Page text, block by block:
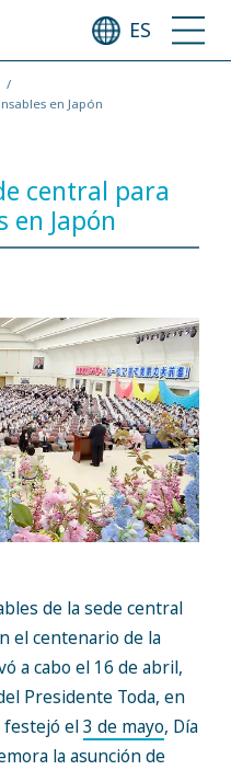
ES
en Japón
central para
en Japón
de la sede central
el centenario de la
a cabo el 16 de abril,
Presidente Toda, en
festejó el3 de mayo, Día
la asunción de